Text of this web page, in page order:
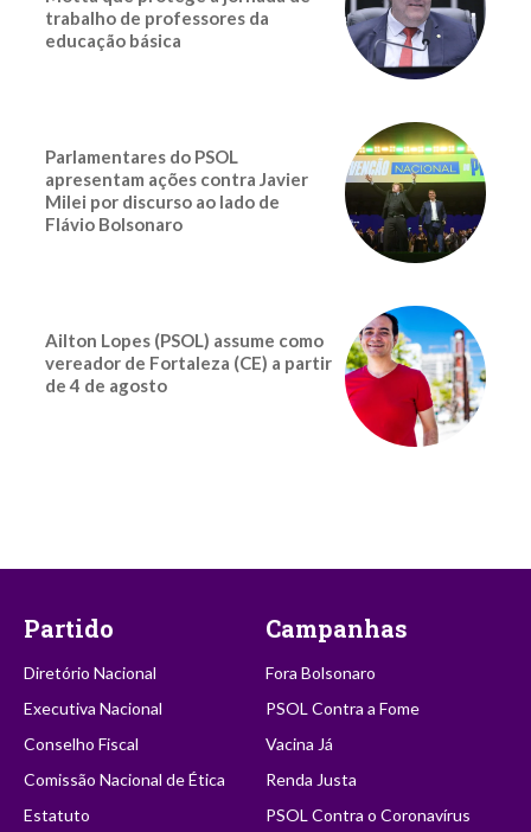
trabalho de professores da
educação básica
Parlamentares do PSOL
apresentam ações contra Javier
Milei por discurso ao lado de
Flávio Bolsonaro
Ailton Lopes (PSOL) assume como
vereador de Fortaleza (CE) a partir
de 4 de agosto
Partido
Diretório Nacional
Executiva Nacional
Conselho Fiscal
Comissão Nacional de Ética
Estatuto
Campanhas
Fora Bolsonaro
PSOL Contra a Fome
Vacina Já
Renda Justa
PSOL Contra o Coronavírus